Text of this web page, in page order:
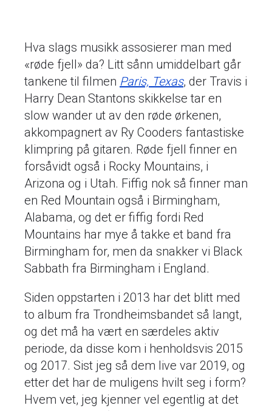
Hva slags musikk assosierer man med
«røde fjell» da? Litt sånn umiddelbart går
tankene til filmen Paris, Texas, der Travis i
Harry Dean Stantons skikkelse tar en
slow wander ut av den røde ørkenen,
akkompagnert av Ry Cooders fantastiske
klimpring på gitaren. Røde fjell finner en
forsåvidt også i Rocky Mountains, i
Arizona og i Utah. Fiffig nok så finner man
en Red Mountain også i Birmingham,
Alabama, og det er fiffig fordi Red
Mountains har mye å takke et band fra
Birmingham for, men da snakker vi Black
Sabbath fra Birmingham i England.
Siden oppstarten i 2013 har det blitt med
to album fra Trondheimsbandet så langt,
og det må ha vært en særdeles aktiv
periode, da disse kom i henholdsvis 2015
og 2017. Sist jeg så dem live var 2019, og
etter det har de muligens hvilt seg i form?
Hvem vet, jeg kjenner vel egentlig at det